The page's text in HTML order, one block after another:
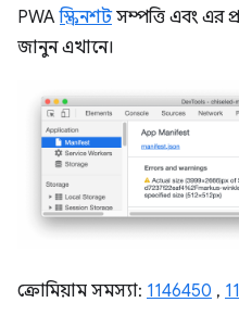
PWAস্ক্রিনশটসম্পত্তি এবং এর
জানুন এখানে।
ক্রোমিয়াম সমস্যা: 1146450 ,